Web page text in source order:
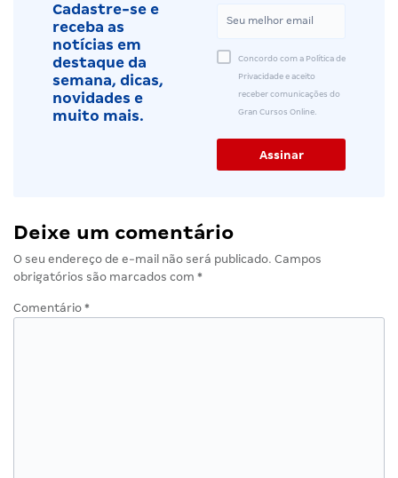
Cadastre-se e
receba as
notícias em
destaque da
semana, dicas,
novidades e
muito mais.
Concordo com a Política de
Privacidade e aceito
receber comunicações do
Gran Cursos Online.
Deixe um comentário
O seu endereço de e-mail não será publicado. Campos
obrigatórios são marcados com *
Comentário *